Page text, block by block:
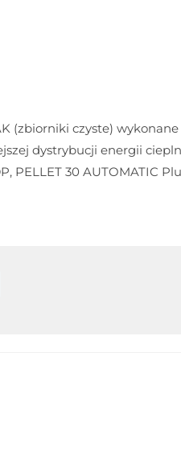
(zbiorniki czyste) wykonane
dystrybucji energii
PELLET 30 AUTOMATIC